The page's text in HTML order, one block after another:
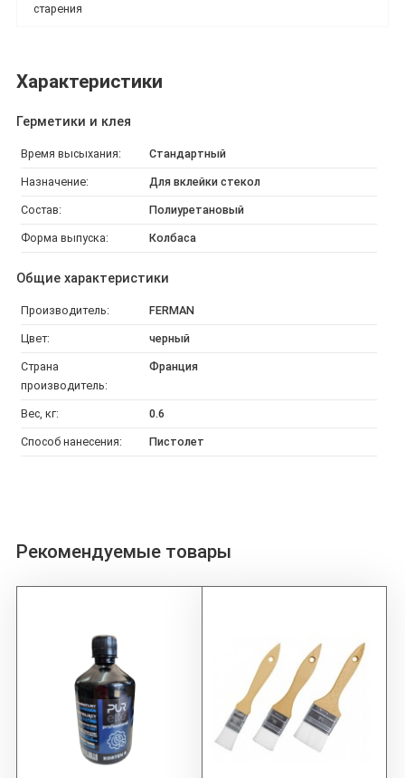
старения
Характеристики
Герметики и клея
Время высыхания: Стандартный
Назначение: Для вклейки стекол
Состав: Полиуретановый
Форма выпуска: Колбаса
Общие характеристики
Производитель: FERMAN
Цвет: черный
Страна
производитель:
Франция
Вес, кг: 0.6
Способ нанесения: Пистолет
Рекомендуемые товары